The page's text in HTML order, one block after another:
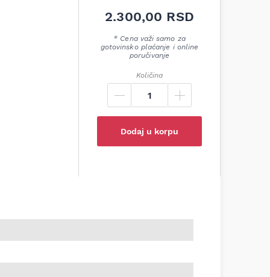
2.300,00 RSD
* Cena važi samo za
gotovinsko plaćanje i online
poručivanje
Količina
Dodaj u korpu